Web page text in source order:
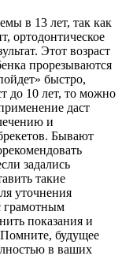
в 13 лет, так как
ортодонтическое
Этот возраст
прорезываются
быстро,
до 10 лет, то можно
даст
и
Бывают
задались
такие
уточнения
грамотным
показания и
Помните, будущее
в ваших